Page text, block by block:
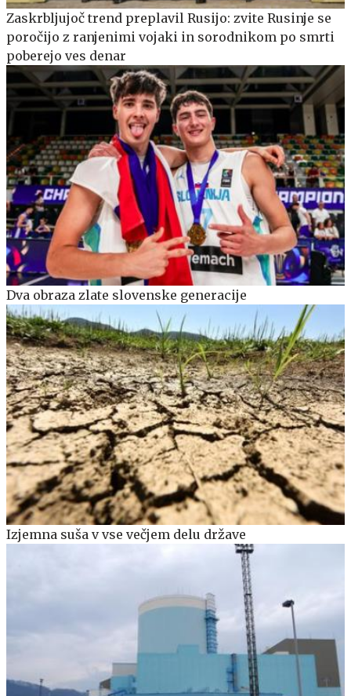
Zaskrbljujoč trend preplavil Rusijo: zvite Rusinje se
poročijo z ranjenimi vojaki in sorodnikom po smrti
poberejo ves denar
Dva obraza zlate slovenske generacije
Izjemna suša v vse večjem delu države